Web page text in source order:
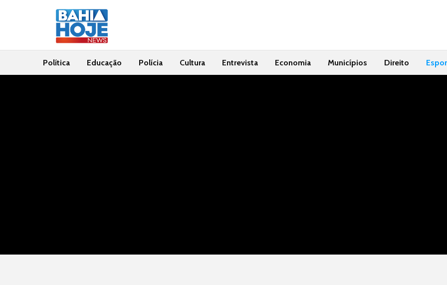
Política Educação Polícia Cultura Entrevista Economia Municípios Direito